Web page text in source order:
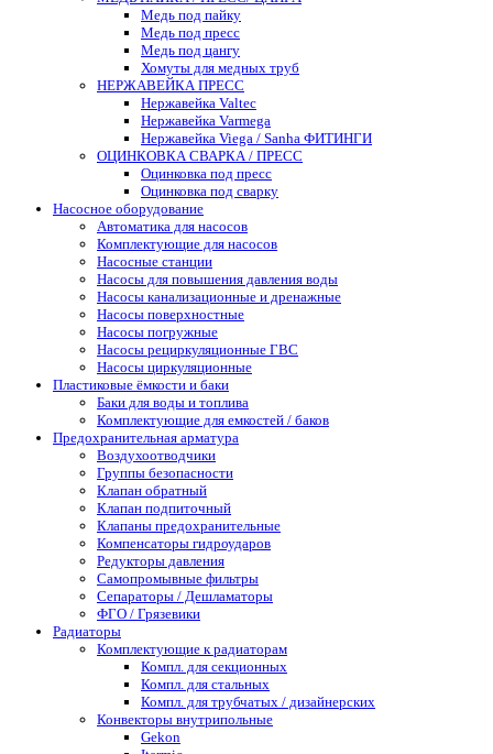
Медь под пайку
Медь под пресс
Медь под цангу
Хомуты для медных труб
НЕРЖАВЕЙКА ПРЕСС
Нержавейка Valtec
Нержавейка Varmega
Нержавейка Viega / Sanha ФИТИНГИ
ОЦИНКОВКА СВАРКА / ПРЕСС
Оцинковка под пресс
Оцинковка под сварку
Насосное оборудование
Автоматика для насосов
Комплектующие для насосов
Насосные станции
Насосы для повышения давления воды
Насосы канализационные и дренажные
Насосы поверхностные
Насосы погружные
Насосы рециркуляционные ГВС
Насосы циркуляционные
Пластиковые ёмкости и баки
Баки для воды и топлива
Комплектующие для емкостей / баков
Предохранительная арматура
Воздухоотводчики
Группы безопасности
Клапан обратный
Клапан подпиточный
Клапаны предохранительные
Компенсаторы гидроударов
Редукторы давления
Самопромывные фильтры
Сепараторы / Дешламаторы
ФГО / Грязевики
Радиаторы
Комплектующие к радиаторам
Компл. для секционных
Компл. для стальных
Компл. для трубчатых / дизайнерских
Конвекторы внутрипольные
Gekon